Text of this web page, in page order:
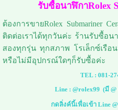
รับซื้อนาฬิกาRolex
ต้องการขายRolex Submariner
ติดต่อเราได้ทุกวันค่ะ ร้านรับซื้อน
สองทุกรุ่น ทุกสภาพ โรเล็กซ์เรือ
หรือไม่มีอุปกรณ์ใดๆก็รับซื้อค่ะ
TEL : 081-
Line :@rolex99 (มี
กดลิ่งค์นี้เพื่อเข้า Line